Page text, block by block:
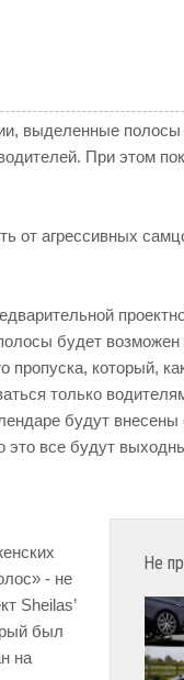
выделенные
При этом
от агрессивных
будет возможен
пропуска, который,
только
будут
это все будут
Не
- не
Sheilas’
был
на